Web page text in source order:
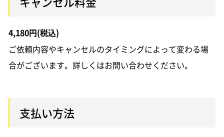
4,180円(税込)
ご依頼内容やキャンセルのタイミングによって変わる場
合がございます。詳しくはお問い合わせください。
支払い方法